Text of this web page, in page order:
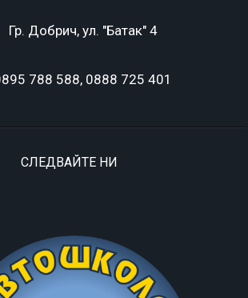
Гр. Добрич, ул. "Батак" 4
788 588, 0888 725 401
СЛЕДВАЙТЕ НИ